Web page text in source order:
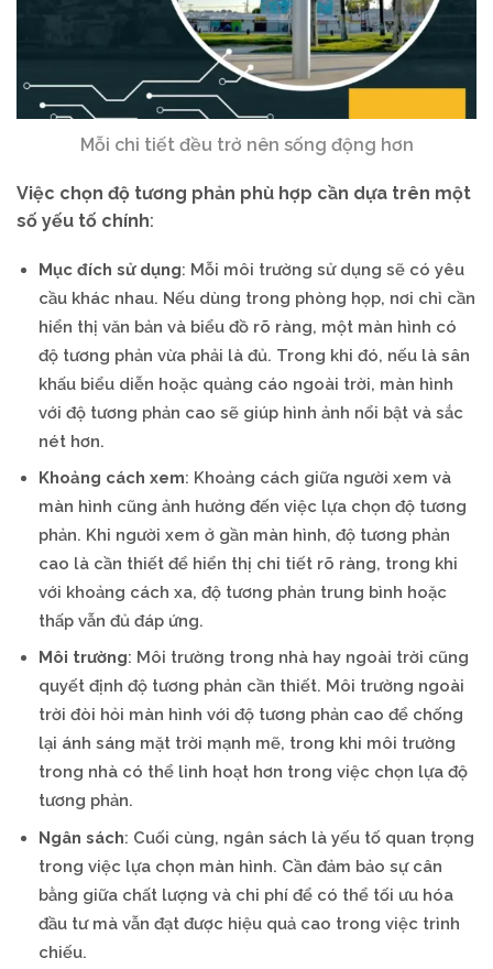
Mỗi chi tiết đều trở nên sống động hơn
Việc chọn độ tương phản phù hợp cần dựa trên một
số yếu tố chính:
Mục đích sử dụng: Mỗi môi trường sử dụng sẽ có yêu
cầu khác nhau. Nếu dùng trong phòng họp, nơi chỉ cần
hiển thị văn bản và biểu đồ rõ ràng, một màn hình có
độ tương phản vừa phải là đủ. Trong khi đó, nếu là sân
khấu biểu diễn hoặc quảng cáo ngoài trời, màn hình
với độ tương phản cao sẽ giúp hình ảnh nổi bật và sắc
nét hơn.
Khoảng cách xem: Khoảng cách giữa người xem và
màn hình cũng ảnh hưởng đến việc lựa chọn độ tương
phản. Khi người xem ở gần màn hình, độ tương phản
cao là cần thiết để hiển thị chi tiết rõ ràng, trong khi
với khoảng cách xa, độ tương phản trung bình hoặc
thấp vẫn đủ đáp ứng.
Môi trường: Môi trường trong nhà hay ngoài trời cũng
quyết định độ tương phản cần thiết. Môi trường ngoài
trời đòi hỏi màn hình với độ tương phản cao để chống
lại ánh sáng mặt trời mạnh mẽ, trong khi môi trường
trong nhà có thể linh hoạt hơn trong việc chọn lựa độ
tương phản.
Ngân sách: Cuối cùng, ngân sách là yếu tố quan trọng
trong việc lựa chọn màn hình. Cần đảm bảo sự cân
bằng giữa chất lượng và chi phí để có thể tối ưu hóa
đầu tư mà vẫn đạt được hiệu quả cao trong việc trình
chiếu.